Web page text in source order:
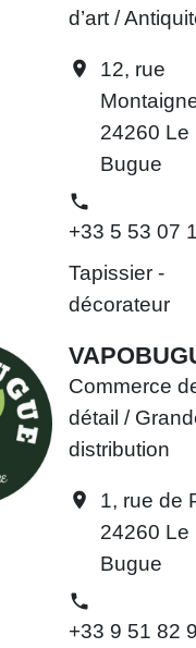
d’art /
location_on
12, rue
24260 Le
Bugue
phone
+33 5 53 07
Tapissier -
décorateur
Commerce
détail /
distribution
location_on
1, rue de
24260 Le
Bugue
phone
+33 9 51 82